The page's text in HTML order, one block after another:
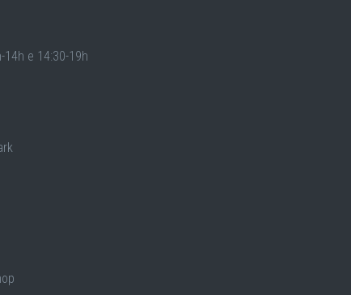
14h e 14:30-19h